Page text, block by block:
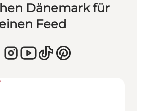
Dänemark für
Feed